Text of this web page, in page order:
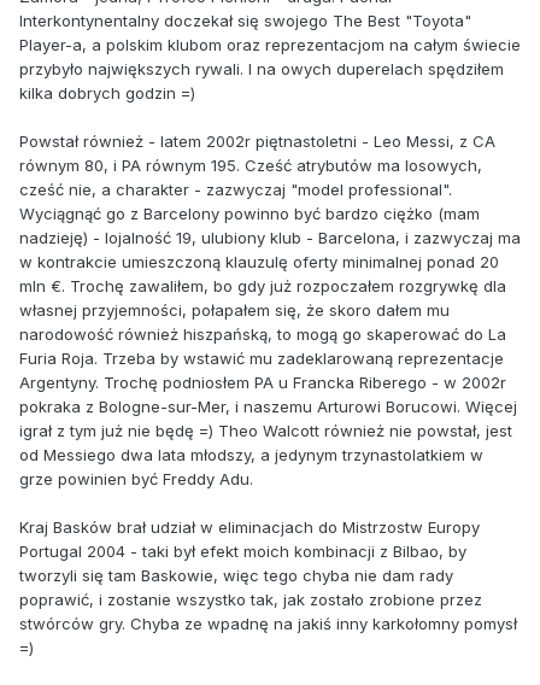
Interkontynentalny doczekał się swojego The Best "Toyota"
Player-a, a polskim klubom oraz reprezentacjom na całym świecie
przybyło największych rywali. I na owych duperelach spędziłem
kilka dobrych godzin =)
Powstał również - latem 2002r piętnastoletni - Leo Messi, z CA
równym 80, i PA równym 195. Cześć atrybutów ma losowych,
cześć nie, a charakter - zazwyczaj "model professional".
Wyciągnąć go z Barcelony powinno być bardzo ciężko (mam
nadzieję) - lojalność 19, ulubiony klub - Barcelona, i zazwyczaj ma
w kontrakcie umieszczoną klauzulę oferty minimalnej ponad 20
mln €. Trochę zawaliłem, bo gdy już rozpoczałem rozgrywkę dla
własnej przyjemności, połapałem się, że skoro dałem mu
narodowość również hiszpańską, to mogą go skaperować do La
Furia Roja. Trzeba by wstawić mu zadeklarowaną reprezentacje
Argentyny. Trochę podniosłem PA u Francka Riberego - w 2002r
pokraka z Bologne-sur-Mer, i naszemu Arturowi Borucowi. Więcej
igrał z tym już nie będę =) Theo Walcott również nie powstał, jest
od Messiego dwa lata młodszy, a jedynym trzynastolatkiem w
grze powinien być Freddy Adu.
Kraj Basków brał udział w eliminacjach do Mistrzostw Europy
Portugal 2004 - taki był efekt moich kombinacji z Bilbao, by
tworzyli się tam Baskowie, więc tego chyba nie dam rady
poprawić, i zostanie wszystko tak, jak zostało zrobione przez
stwórców gry. Chyba ze wpadnę na jakiś inny karkołomny pomysł
=)